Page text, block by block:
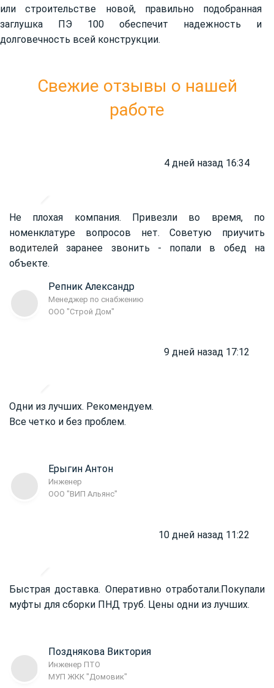
или строительстве новой, правильно подобранная
заглушка ПЭ 100 обеспечит надежность и
долговечность всей конструкции.
Свежие отзывы о нашей
работе
4 дней назад 16:34
Не плохая компания. Привезли во время, по
номенклатуре вопросов нет. Советую приучить
водителей заранее звонить - попали в обед на
объекте.
Репник Александр
Менеджер по снабжению
ООО "Строй Дом"
9 дней назад 17:12
Одни из лучших. Рекомендуем.
Все четко и без проблем.
Ерыгин Антон
Инженер
ООО "ВИП Альянс"
10 дней назад 11:22
Быстрая доставка. Оперативно отработали.Покупали
муфты для сборки ПНД труб. Цены одни из лучших.
Позднякова Виктория
Инженер ПТО
МУП ЖКК "Домовик"